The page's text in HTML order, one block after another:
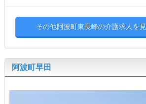
その他阿波町東長峰の介護求人を
阿波町早田